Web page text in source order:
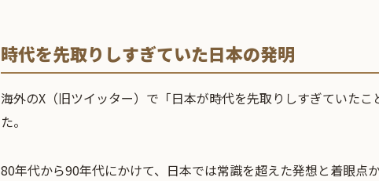
時代を先取りしすぎていた日本の発明
海外のX（旧ツイッター）で「日本が時代を先取りしすぎていた
た。
80年代から90年代にかけて、日本では常識を超えた発想と着眼点